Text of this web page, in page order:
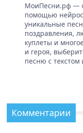
МоиПесни.рф —
помощью
уникальные
поздравления,
куплеты и
и героя,
песню с текстом
Комментарии